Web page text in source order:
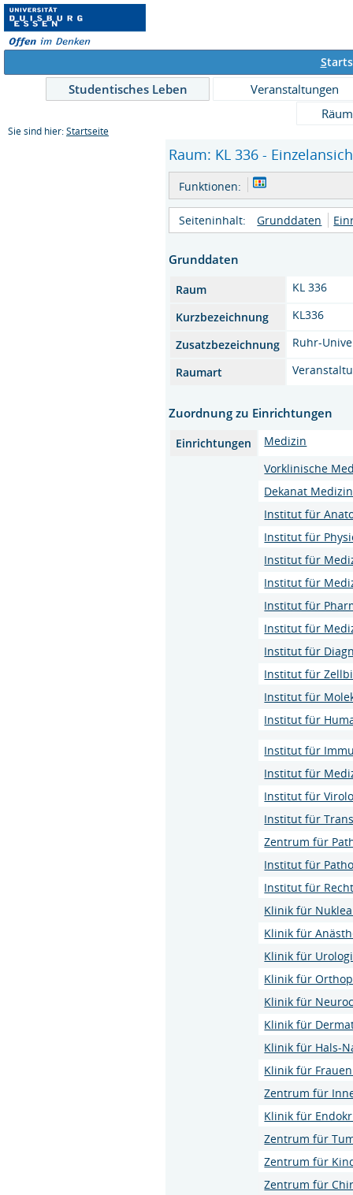
S
Studentisches Leben
Veranstaltungen
Sie sind hier: Startseite
Raum: KL 336 -
Funktionen:
Seiteninhalt: Grunddaten
Grunddaten
Raum
KL 336
Kurzbezeichnung
KL336
Zusatzbezeichnung
Ruhr-
Raumart
Zuordnung zu Einrichtungen
Einrichtungen
Medizin
Vorklinische
Dekanat Medizin
Institut für
Institut für
Institut für
Institut für
Institut für
Institut für
Institut für
Institut für
Institut für
Institut für
Institut für
Institut für
Institut für
Institut für
Zentrum für
Institut für
Institut für
Klinik für
Klinik für
Klinik für
Klinik für
Klinik für
Klinik für
Klinik für Hals-
Klinik für
Zentrum für
Klinik für
Zentrum für
Zentrum für
Zentrum für